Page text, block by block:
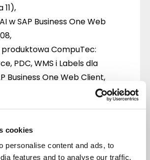
cookies
personalise content and ads, to
features and to analyse our traffic.
11),
wSAP Business One Web
,
CompuTec:
PDC, WMS i Labels dla
Business One Web Client,
Web
niecierpliwością czekamy.
okazja, by uzyskać aktualny
rozwoju SAP Business One i